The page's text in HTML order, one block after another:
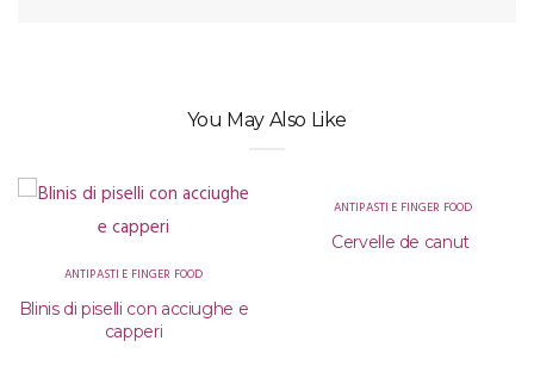
You May Also Like
ANTIPASTI E FINGER FOOD
Blinis di piselli con acciughe e
capperi
ANTIPASTI E FINGER FOOD
Cervelle de canut